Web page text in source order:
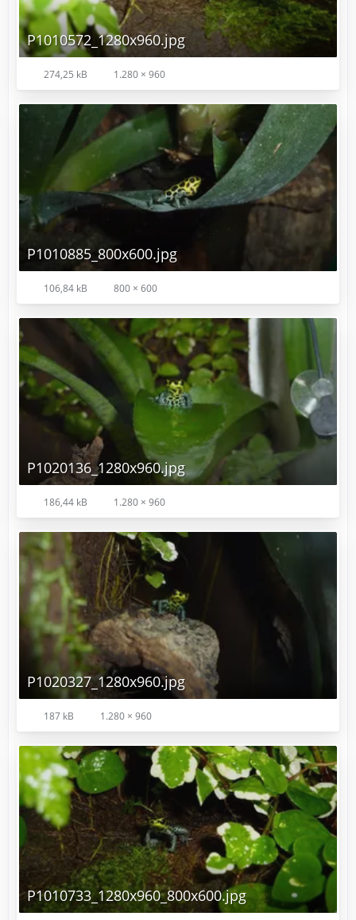
P1010572_1280x960.jpg
274,25 kB 1.280 × 960
P1010885_800x600.jpg
106,84 kB 800 × 600
P1020136_1280x960.jpg
186,44 kB 1.280 × 960
P1020327_1280x960.jpg
187 kB 1.280 × 960
P1010733_1280x960_800x600.jpg